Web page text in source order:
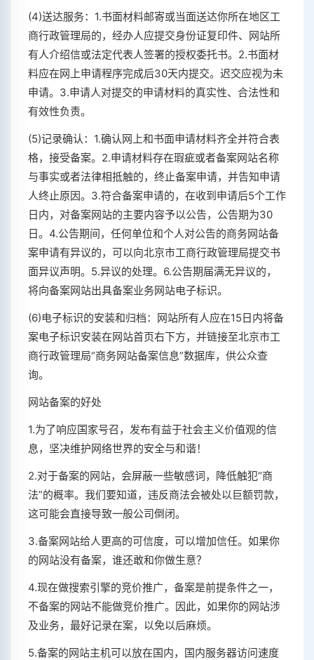
(4)送达服务：1.书面材料邮寄或当面送达你所在地区工
商行政管理局的，经办人应提交身份证复印件、网站所
有人介绍信或法定代表人签署的授权委托书。2.书面材
料应在网上申请程序完成后30天内提交。迟交应视为未
申请。3.申请人对提交的申请材料的真实性、合法性和
有效性负责。
(5)记录确认：1.确认网上和书面申请材料齐全并符合表
格，接受备案。2.申请材料存在瑕疵或者备案网站名称
与事实或者法律相抵触的，终止备案申请，并告知申请
人终止原因。3.符合备案申请的，在收到申请后5个工作
日内，对备案网站的主要内容予以公告，公告期为30
日。4.公告期间，任何单位和个人对公告的商务网站备
案申请有异议的，可以向北京市工商行政管理局提交书
面异议声明。5.异议的处理。6.公告期届满无异议的，
将向备案网站出具备案业务网站电子标识。
(6)电子标识的安装和归档：网站所有人应在15日内将备
案电子标识安装在网站首页右下方，并链接至北京市工
商行政管理局“商务网站备案信息”数据库，供公众查
询。
网站备案的好处
1.为了响应国家号召，发布有益于社会主义价值观的信
息，坚决维护网络世界的安全与和谐！
2.对于备案的网站，会屏蔽一些敏感词，降低触犯“商
法”的概率。我们要知道，违反商法会被处以巨额罚款，
这可能会直接导致一般公司倒闭。
3.备案网站给人更高的可信度，可以增加信任。如果你
的网站没有备案，谁还敢和你做生意？
4.现在做搜索引擎的竞价推广，备案是前提条件之一，
不备案的网站不能做竞价推广。因此，如果你的网站涉
及业务，最好记录在案，以免以后麻烦。
5.备案的网站主机可以放在国内，国内服务器访问速度